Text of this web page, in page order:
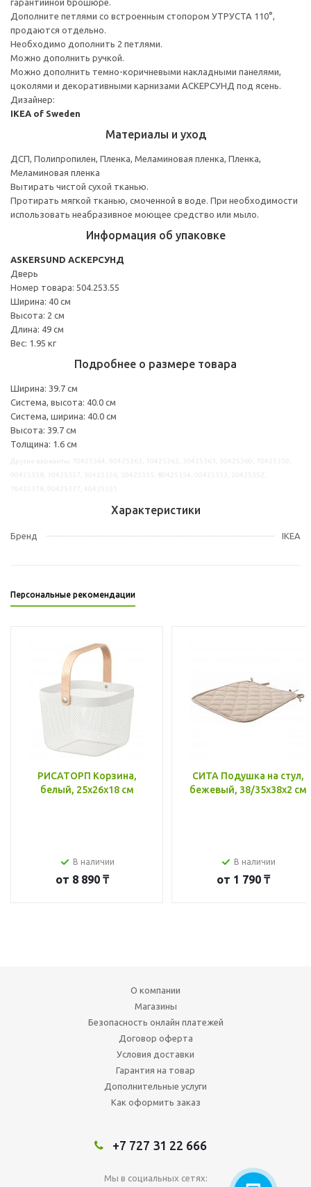
Дополните петлями со встроенным стопором УТРУСТА 110°,
продаются отдельно.
Необходимо дополнить 2 петлями.
Можно дополнить ручкой.
Можно дополнить темно-коричневыми накладными панелями,
цоколями и декоративными карнизами АСКЕРСУНД под ясень.
Дизайнер:
IKEA of Sweden
Материалы и уход
ДСП, Полипропилен, Пленка, Меламиновая пленка, Пленка,
Меламиновая пленка
Вытирать чистой сухой тканью.
Протирать мягкой тканью, смоченной в воде. При необходимости
использовать неабразивное моющее средство или мыло.
Информация об упаковке
ASKERSUND АСКЕРСУНД
Дверь
Номер товара: 504.253.55
Ширина: 40 см
Высота: 2 см
Длина: 49 см
Вес: 1.95 кг
Подробнее о размере товара
Ширина: 39.7 см
Система, высота: 40.0 см
Система, ширина: 40.0 см
Высота: 39.7 см
Толщина: 1.6 см
Характеристики
Бренд IKEA
Персональные рекомендации
РИСАТОРП Корзина,
белый, 25x26x18 см
В наличии
от 8 890 ₸
СИТА Подушка на стул,
бежевый, 38/35x38x2 см
В наличии
от 1 790 ₸
О компании
Магазины
Безопасность онлайн платежей
Договор оферта
Условия доставки
Гарантия на товар
Дополнительные услуги
Как оформить заказ
+7 727 31 22 666
Мы в социальных сетях: